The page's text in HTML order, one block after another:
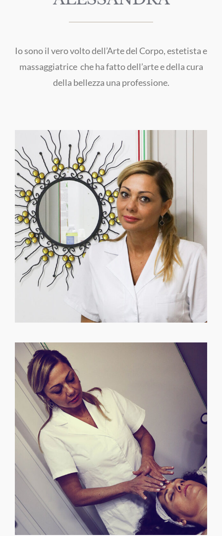
Io sono il vero volto dell’Arte del Corpo, estetista e
massaggiatrice che ha fatto dell’arte e della cura
della bellezza una professione.